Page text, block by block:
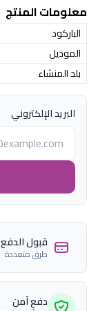
معلومات المنتج
الباركود
الموديل
بلد المنشاء
البريد الإلكتروني
قبول الدفع
طرق متعددة
دفع آمن